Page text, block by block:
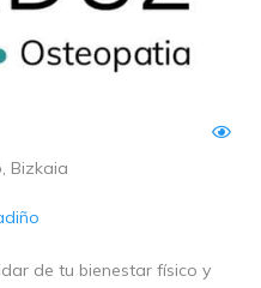
Bizkaia
de tu bienestar físico y